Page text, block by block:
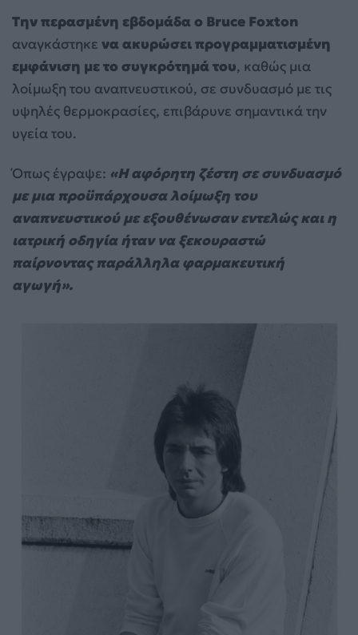
Την περασμένη εβδομάδα ο Bruce Foxton
αναγκάστηκε να ακυρώσει προγραμματισμένη
εμφάνιση με το συγκρότημά του, καθώς μια
λοίμωξη του αναπνευστικού, σε συνδυασμό με τις
υψηλές θερμοκρασίες, επιβάρυνε σημαντικά την
υγεία του.
Όπως έγραψε: «Η αφόρητη ζέστη σε συνδυασμό
με μια προϋπάρχουσα λοίμωξη του
αναπνευστικού με εξουθένωσαν εντελώς και η
ιατρική οδηγία ήταν να ξεκουραστώ
παίρνοντας παράλληλα φαρμακευτική
αγωγή».